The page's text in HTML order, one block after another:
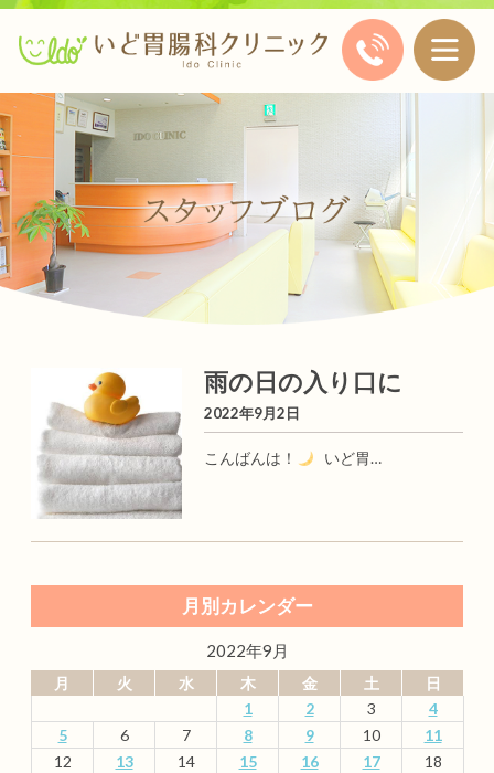
雨の日の入り口に
2022年9月2日
こんばんは！ いど胃…
月別カレンダー
2022年9月
月 火 水 木 金 土
日
1
2 3
4
5
6 7 8 9 10
11
12
13 14 15 16 17
18